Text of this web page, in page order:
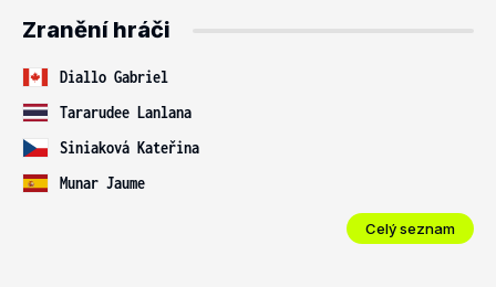
Zranění hráči
Diallo Gabriel
Tararudee Lanlana
Siniaková Kateřina
Munar Jaume
Celý seznam